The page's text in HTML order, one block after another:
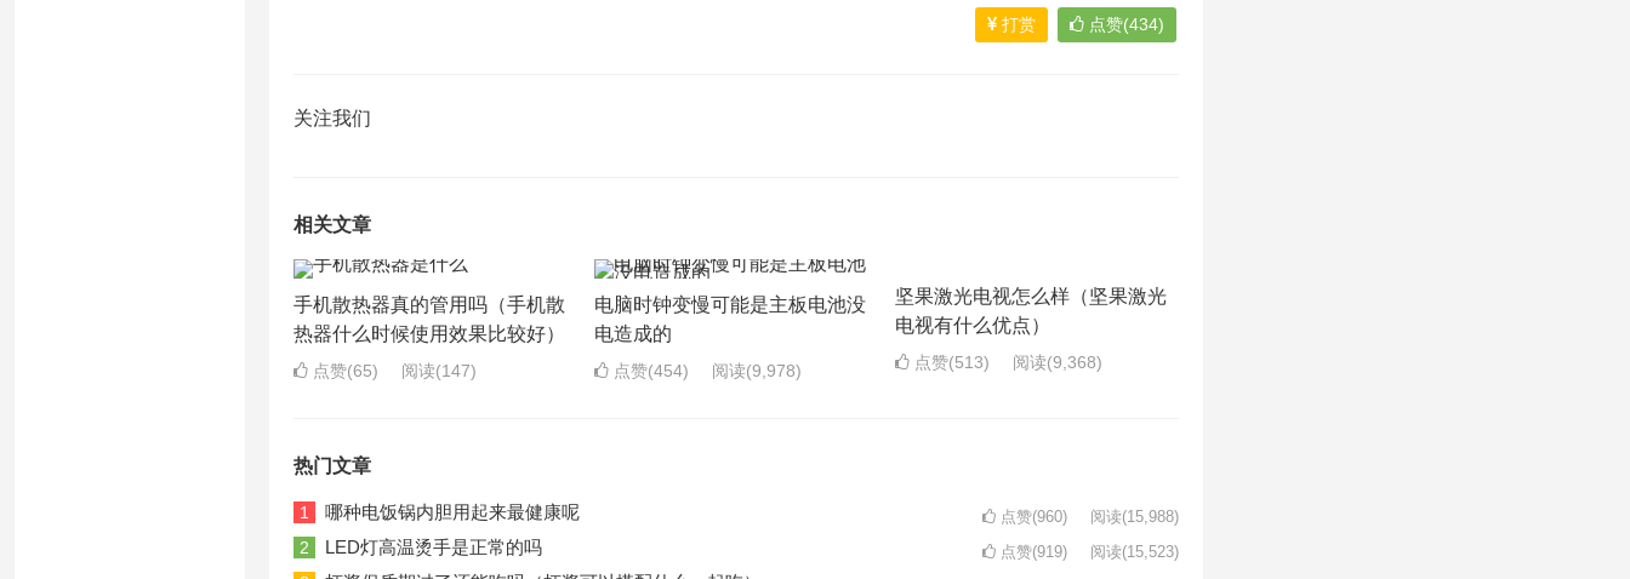
打赏 点赞(434)
关注我们
相关文章
手机散热器真的管用吗（手机散
热器什么时候使用效果比较好）
点赞(65) 阅读(147)
电脑时钟变慢可能是主板电池没
电造成的
点赞(454) 阅读(9,978)
坚果激光电视怎么样（坚果激光
电视有什么优点）
点赞(513) 阅读(9,368)
热门文章
1 哪种电饭锅内胆用起来最健康呢 点赞(960) 阅读(15,988)
2 LED灯高温烫手是正常的吗 点赞(919) 阅读(15,523)